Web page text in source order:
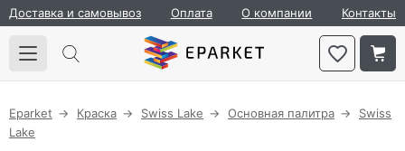
Доставка и самовывоз Оплата О компании Контакты
Eparket Краска Swiss Lake Основная палитра
Swiss
Lake